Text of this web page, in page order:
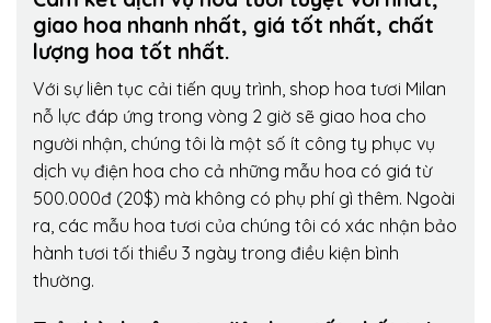
giao hoa nhanh nhất, giá tốt nhất, chất
lượng hoa tốt nhất.
Với sự liên tục cải tiến quy trình, shop hoa tươi Milan
nỗ lực đáp ứng trong vòng 2 giờ sẽ giao hoa cho
người nhận, chúng tôi là một số ít công ty phục vụ
dịch vụ điện hoa cho cả những mẫu hoa có giá từ
500.000đ (20$) mà không có phụ phí gì thêm. Ngoài
ra, các mẫu hoa tươi của chúng tôi có xác nhận bảo
hành tươi tối thiểu 3 ngày trong điều kiện bình
thường.